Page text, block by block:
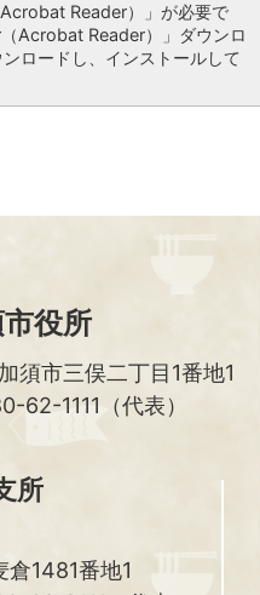
Reader）」が必要で
Acrobat Reader）」ダウンロ
ロードし、インストールして
役所
須市三俣二丁目1番地1
62-1111（代表）
所
1481番地1